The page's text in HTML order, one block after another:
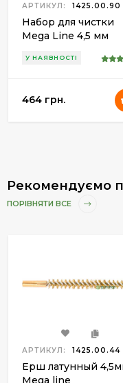
АРТИКУЛ: 1425.00.90
Набор для чистки
Mega Line 4,5 мм
латунный шомпол
У НАЯВНОСТІ
464 грн.
Рекомендуємо
ПОРІВНЯТИ ВСЕ
АРТИКУЛ: 1425.00.44
Ерш латунный
Mega line